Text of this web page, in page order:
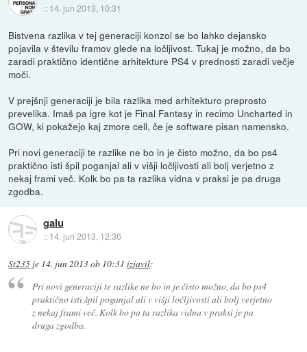
:: 14. jun 2013, 10:31
Bistvena razlika v tej generaciji konzol se bo lahko dejansko
pojavila v številu framov glede na ločljivost. Tukaj je možno, da bo
zaradi praktično identične arhitekture PS4 v prednosti zaradi večje
moči.
V prejšnji generaciji je bila razlika med arhitekturo preprosto
prevelika. Imaš pa igre kot je Final Fantasy in recimo Uncharted in
GOW, ki pokažejo kaj zmore cell, če je software pisan namensko.
Pri novi generaciji te razlike ne bo in je čisto možno, da bo ps4
praktično isti špil poganjal ali v višji ločljivosti ali bolj verjetno z
nekaj frami več. Kolk bo pa ta razlika vidna v praksi je pa druga
zgodba.
galu
:: 14. jun 2013, 12:36
St235 je 14. jun 2013 ob 10:31 izjavil:
Pri novi generaciji te razlike ne bo in je čisto možno, da bo ps4
praktično isti špil poganjal ali v višji ločljivosti ali bolj verjetno
z nekaj frami več. Kolk bo pa ta razlika vidna v praksi je pa
druga zgodba.